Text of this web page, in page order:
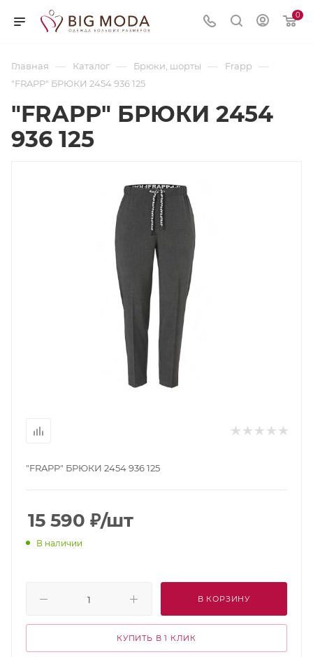
0
Главная — Каталог — Брюки, шорты — Frapp —
"FRAPP" БРЮКИ 2454 936 125
"FRAPP" БРЮКИ 2454
936 125
"FRAPP" БРЮКИ 2454 936 125
15 590 ₽/шт
В наличии
В КОРЗИНУ
КУПИТЬ В 1 КЛИК